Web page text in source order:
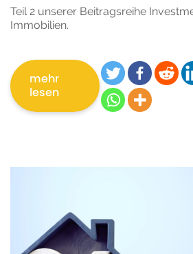
Teil 2 unserer Beitragsreihe
Immobilien.
mehr
lesen